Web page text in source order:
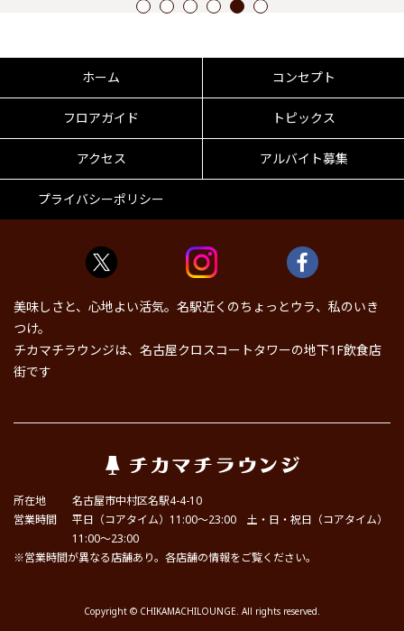
1 2 3 4 5 6
ホーム コンセプト
フロアガイド トピックス
アクセス アルバイト募集
プライバシーポリシー
美味しさと、心地よい活気。名駅近くのちょっとウラ、私のいき
つけ。
チカマチラウンジは、名古屋クロスコートタワーの地下1F飲食店
街です
所在地
名古屋市中村区名駅4-4-10
営業時間
平日（コアタイム）11:00～23:00 土・日・祝日（コアタイム）
11:00～23:00
※営業時間が異なる店舗あり。各店舗の情報をご覧ください。
Copyright © CHIKAMACHILOUNGE. All rights reserved.